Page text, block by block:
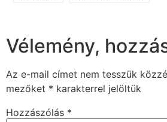
Vélemény,
Az e-mail címet nem tesszük
mezőket * karakterrel jelöltük
Hozzászólás *